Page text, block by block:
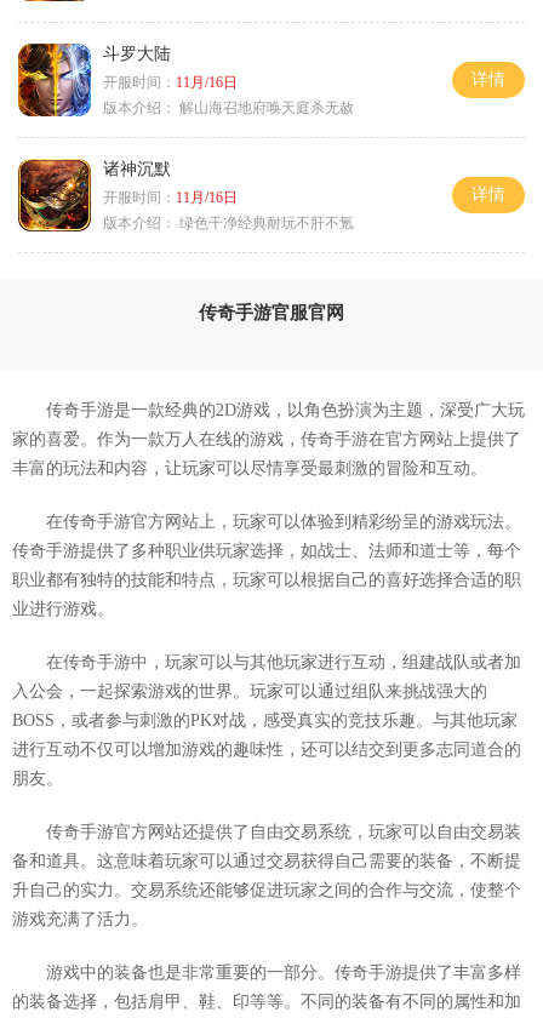
斗罗大陆
开服时间： 11月/16日
版本介绍： 解山海召地府唤天庭杀无赦
详情
诸神沉默
开服时间： 11月/16日
版本介绍： 绿色干净经典耐玩不肝不氪
详情
传奇手游官服官网
传奇手游是一款经典的2D游戏，以角色扮演为主题，深受广大玩
家的喜爱。作为一款万人在线的游戏，传奇手游在官方网站上提供了
丰富的玩法和内容，让玩家可以尽情享受最刺激的冒险和互动。
在传奇手游官方网站上，玩家可以体验到精彩纷呈的游戏玩法。
传奇手游提供了多种职业供玩家选择，如战士、法师和道士等，每个
职业都有独特的技能和特点，玩家可以根据自己的喜好选择合适的职
业进行游戏。
在传奇手游中，玩家可以与其他玩家进行互动，组建战队或者加
入公会，一起探索游戏的世界。玩家可以通过组队来挑战强大的
BOSS，或者参与刺激的PK对战，感受真实的竞技乐趣。与其他玩家
进行互动不仅可以增加游戏的趣味性，还可以结交到更多志同道合的
朋友。
传奇手游官方网站还提供了自由交易系统，玩家可以自由交易装
备和道具。这意味着玩家可以通过交易获得自己需要的装备，不断提
升自己的实力。交易系统还能够促进玩家之间的合作与交流，使整个
游戏充满了活力。
游戏中的装备也是非常重要的一部分。传奇手游提供了丰富多样
的装备选择，包括肩甲、鞋、印等等。不同的装备有不同的属性和加